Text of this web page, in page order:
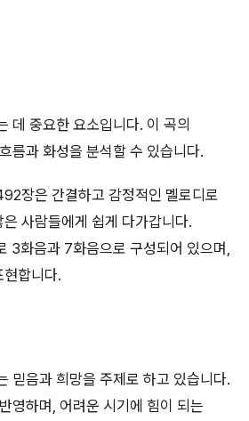
데 중요한 요소입니다. 이 곡의
름과 화성을 분석할 수 있습니다.
장은 간결하고 감정적인 멜로디로
사람들에게 쉽게 다가갑니다.
3화음과 7화음으로 구성되어 있으며,
합니다.
믿음과 희망을 주제로 하고 있습니다.
영하며, 어려운 시기에 힘이 되는